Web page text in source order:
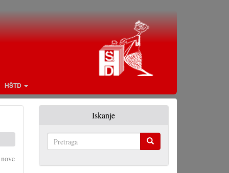
HŠTD
Iskanje